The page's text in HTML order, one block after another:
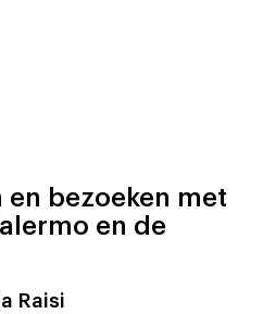
en bezoeken met
en de
Raisi